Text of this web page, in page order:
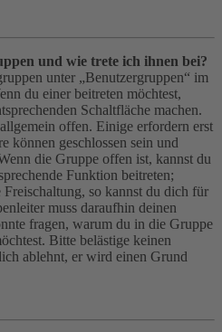
und wie trete ich ihnen bei?
unter „Benutzergruppen“ im
du einer beitreten möchtest,
Schaltfläche machen.
offen. Einige erfordern erst
können geschlossen sein und
die Gruppe offen ist, kannst du
Funktion beitreten;
so kannst du dich für
muss daraufhin deinen
fragen, warum du in die Gruppe
Bitte belästige keinen
ablehnt, er wird einen Grund